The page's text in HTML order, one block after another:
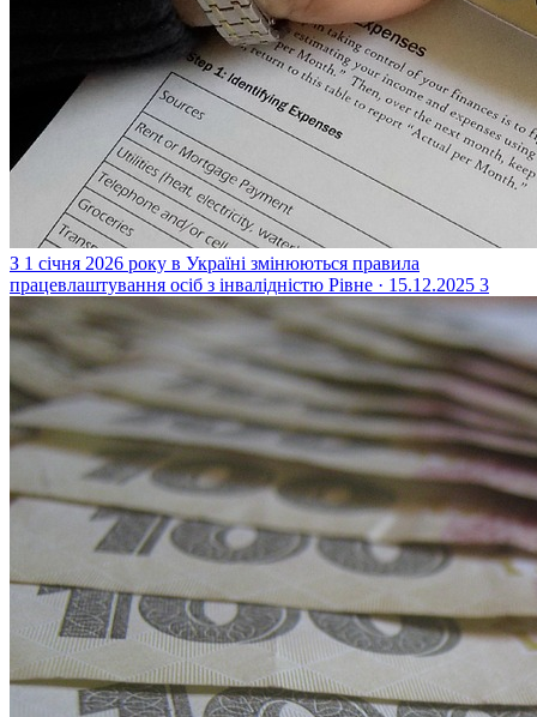
З 1 січня 2026 року в Україні змінюються правила
працевлаштування осіб з інвалідністю Рівне · 15.12.2025 3